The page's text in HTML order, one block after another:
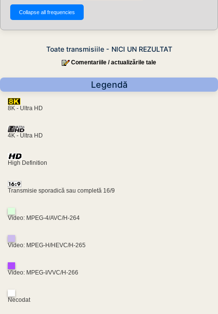
Toate transmisiile - NICI UN REZULTAT
Comentariile / actualizările tale
Legendă
8K - Ultra HD
4K - Ultra HD
High Definition
Transmisie sporadică sau completă 16/9
Video: MPEG-4/AVC/H-264
Video: MPEG-H/HEVC/H-265
Video: MPEG-I/VVC/H-266
Necodat